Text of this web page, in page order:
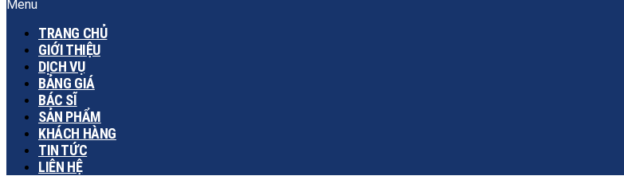
Menu
TRANG CHỦ
GIỚI THIỆU
DỊCH VỤ
BẢNG GIÁ
BÁC SĨ
SẢN PHẨM
KHÁCH HÀNG
TIN TỨC
LIÊN HỆ